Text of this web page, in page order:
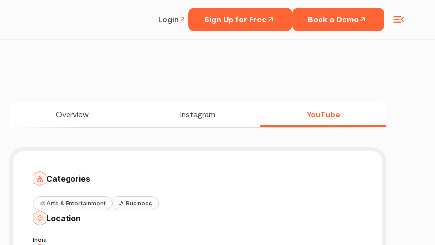
Login Sign Up for Free Book a Demo
Overview Instagram YouTube
Categories
🎨 Arts & Entertainment 🎵 Business
Location
India